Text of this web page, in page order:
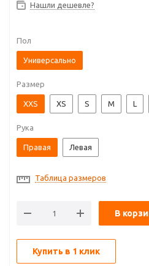
Нашли дешевле?
Пол
Универсально
Размер
XXS XS S M L
Рука
Правая Левая
Таблица размеров
В
Купить в 1 клик